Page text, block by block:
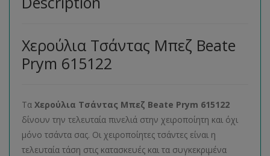
Χερούλια Τσάντας Μπεζ Beate
Prym 615122
Τα Χερούλια Τσάντας Μπεζ Beate Prym 615122
δίνουν την τελευταία πινελιά στην χειροποίητη και όχι
μόνο τσάντα σας. Οι χειροποίητες τσάντες είναι η
τελευταία τάση στις κατασκευές και τα συγκεκριμένα